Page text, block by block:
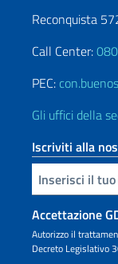
Reconquista
Call Center:
PEC:
Gli uffici della
Iscriviti alla
Inserisci la tua email
Accettazione
Autorizzo il
Decreto Legislativo